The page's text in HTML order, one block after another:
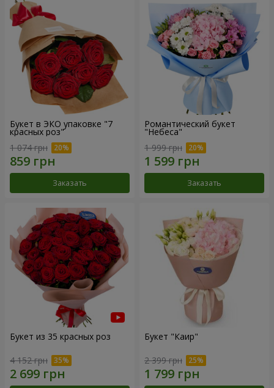
Букет в ЭКО упаковке "7
красных роз"
1 074 грн
Заказать
Романтический букет
"Небеса"
1 999 грн
Заказать
Букет из 35 красных роз
4 152 грн
Букет "Каир"
2 399 грн